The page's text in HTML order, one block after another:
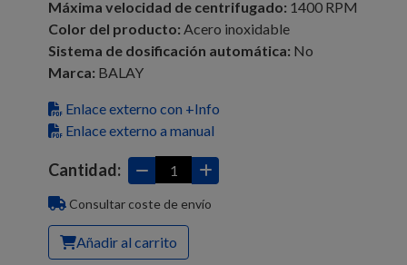
Máxima velocidad de centrifugado: 1400 RPM
Color del producto: Acero inoxidable
Sistema de dosificación automática: No
Marca: BALAY
Enlace externo con +Info
Enlace externo a manual
Cantidad:
Consultar coste de envío
Añadir al carrito